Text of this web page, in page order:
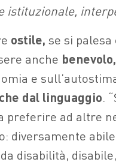
istituzionale,
ostile, se si
anche benevolo,
e
dal linguaggio.
preferire ad altre
diversamente
disabilità,